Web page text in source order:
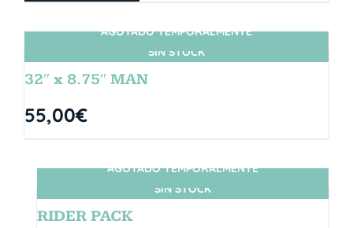
SIN STOCK
AGOTADO TEMPORALMENTE
32″ x 8.75″ MAN
55,00€
SIN STOCK
AGOTADO TEMPORALMENTE
RIDER PACK